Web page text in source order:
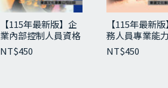
【115年最新版】企
業內部控制人員資格
測驗經典講義與試題
NT$450
【115年最新
務人員專業能
重點精華與試題
NT$450